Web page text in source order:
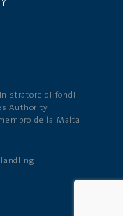
di fondi
Authority
della Malta